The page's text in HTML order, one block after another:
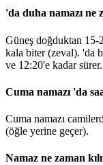
'da duha namazı ne
Güneş doğduktan 15-
kala biter (zeval). 'da
ve 12:20'e kadar
Cuma namazı 'da
Cuma namazı
(öğle yerine geçer).
Namaz ne zaman